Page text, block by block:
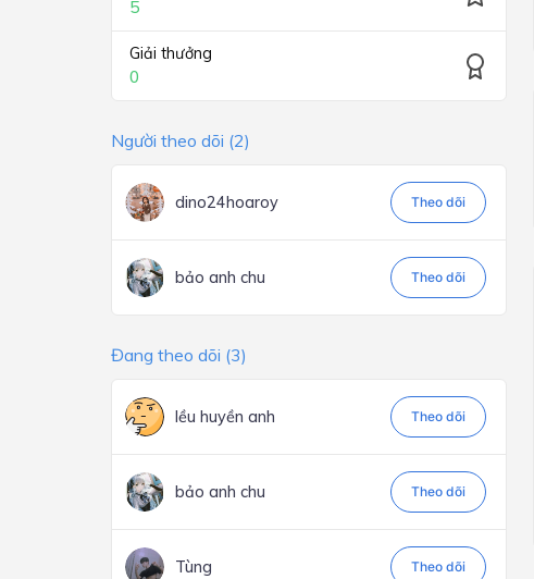
5
Giải thưởng
0
Người theo dõi (2)
dino24hoaroy Theo dõi
bảo anh chu Theo dõi
Đang theo dõi (3)
lều huyền anh Theo dõi
bảo anh chu Theo dõi
Tùng Theo dõi